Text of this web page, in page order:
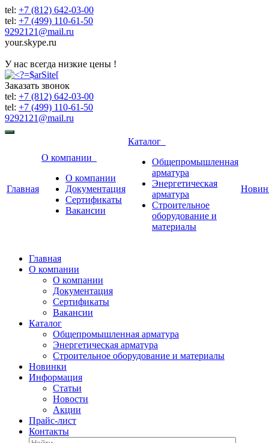
tel: +7 (812) 642-03-00
tel: +7 (499) 110-61-50
9292121@mail.ru
your.skype.ru
У нас всегда низкие цены !
Заказать звонок
tel: +7 (812) 642-03-00
tel: +7 (499) 110-61-50
9292121@mail.ru
Главная
О компании
О компании
Документация
Сертификаты
Вакансии
Каталог
Общепромышленная
арматура
Энергетическая
арматура
Строительное
оборудование и
материалы
Главная
О компании
О компании
Документация
Сертификаты
Вакансии
Каталог
Общепромышленная арматура
Энергетическая арматура
Строительное оборудование и материалы
Новинки
Информация
Статьи
Новости
Акции
Прайс-лист
Контакты